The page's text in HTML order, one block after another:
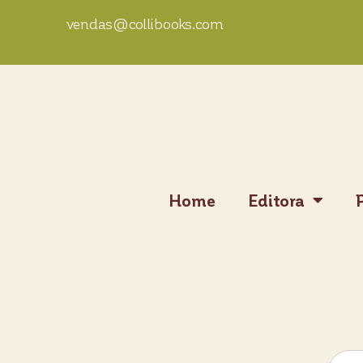
vendas@collibooks.com
Home Editora